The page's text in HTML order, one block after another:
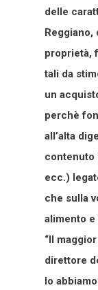
delle
Reggiano,
proprietà,
tali da
un
perchè
all’alta
contenuto
ecc.)
che sulla
alimento e
“Il
direttore
lo